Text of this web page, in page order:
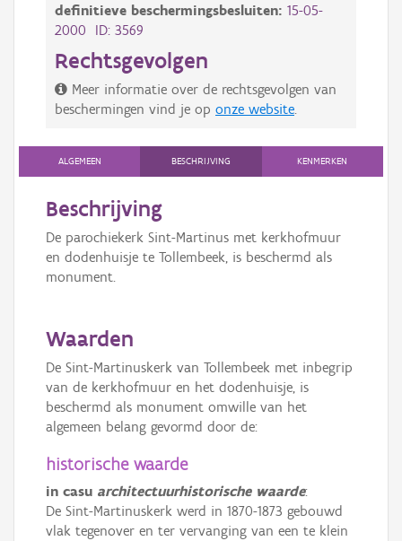
definitieve beschermingsbesluiten: 15-05-
2000 ID: 3569
Rechtsgevolgen
Meer informatie over de rechtsgevolgen van
beschermingen vind je op onze website
ALGEMEEN BESCHRIJVING KENMERKEN
Beschrijving
De parochiekerk Sint-Martinus met kerkhofmuur
en dodenhuisje te Tollembeek, is beschermd als
monument.
Waarden
De Sint-Martinuskerk van Tollembeek met inbegrip
van de kerkhofmuur en het dodenhuisje, is
beschermd als monument omwille van het
algemeen belang gevormd door de:
historische waarde
in casu architectuurhistorische waarde:
De Sint-Martinuskerk werd in 1870-1873 gebouwd
vlak tegenover en ter vervanging van een te klein